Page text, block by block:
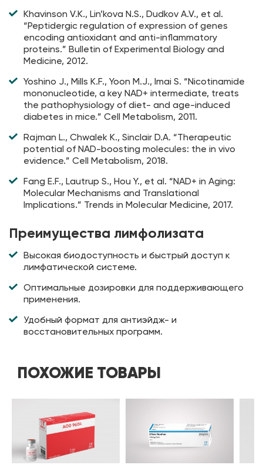
Khavinson V.K., Lin’kova N.S., Dudkov A.V., et al.
“Peptidergic regulation of expression of genes
encoding antioxidant and anti-inflammatory
proteins.” Bulletin of Experimental Biology and
Medicine, 2012.
Yoshino J., Mills K.F., Yoon M.J., Imai S. “Nicotinamide
mononucleotide, a key NAD+ intermediate, treats
the pathophysiology of diet- and age-induced
diabetes in mice.” Cell Metabolism, 2011.
Rajman L., Chwalek K., Sinclair D.A. “Therapeutic
potential of NAD-boosting molecules: the in vivo
evidence.” Cell Metabolism, 2018.
Fang E.F., Lautrup S., Hou Y., et al. “NAD+ in Aging:
Molecular Mechanisms and Translational
Implications.” Trends in Molecular Medicine, 2017.
Преимущества лимфолизата
Высокая биодоступность и быстрый доступ к
лимфатической системе.
Оптимальные дозировки для поддерживающего
применения.
Удобный формат для антиэйдж- и
восстановительных программ.
ПОХОЖИЕ ТОВАРЫ